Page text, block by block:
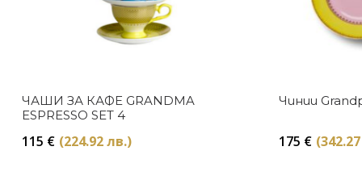
ЧАШИ ЗА КАФЕ GRANDMA
ESPRESSO SET 4
115 € (224.92 лв.)
Чинии
175 €